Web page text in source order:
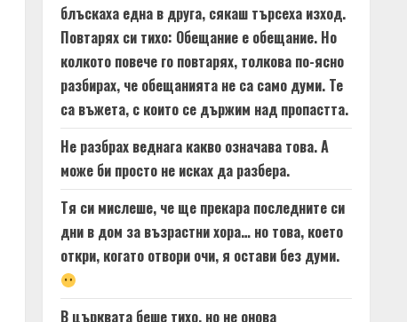
блъскаха една в друга, сякаш търсеха изход.
Повтарях си тихо: Обещание е обещание. Но
колкото повече го повтарях, толкова по-ясно
разбирах, че обещанията не са само думи. Те
са въжета, с които се държим над пропастта.
Не разбрах веднага какво означава това. А
може би просто не исках да разбера.
Тя си мислеше, че ще прекара последните си
дни в дом за възрастни хора… но това, което
откри, когато отвори очи, я остави без думи.
В църквата беше тихо, но не онова